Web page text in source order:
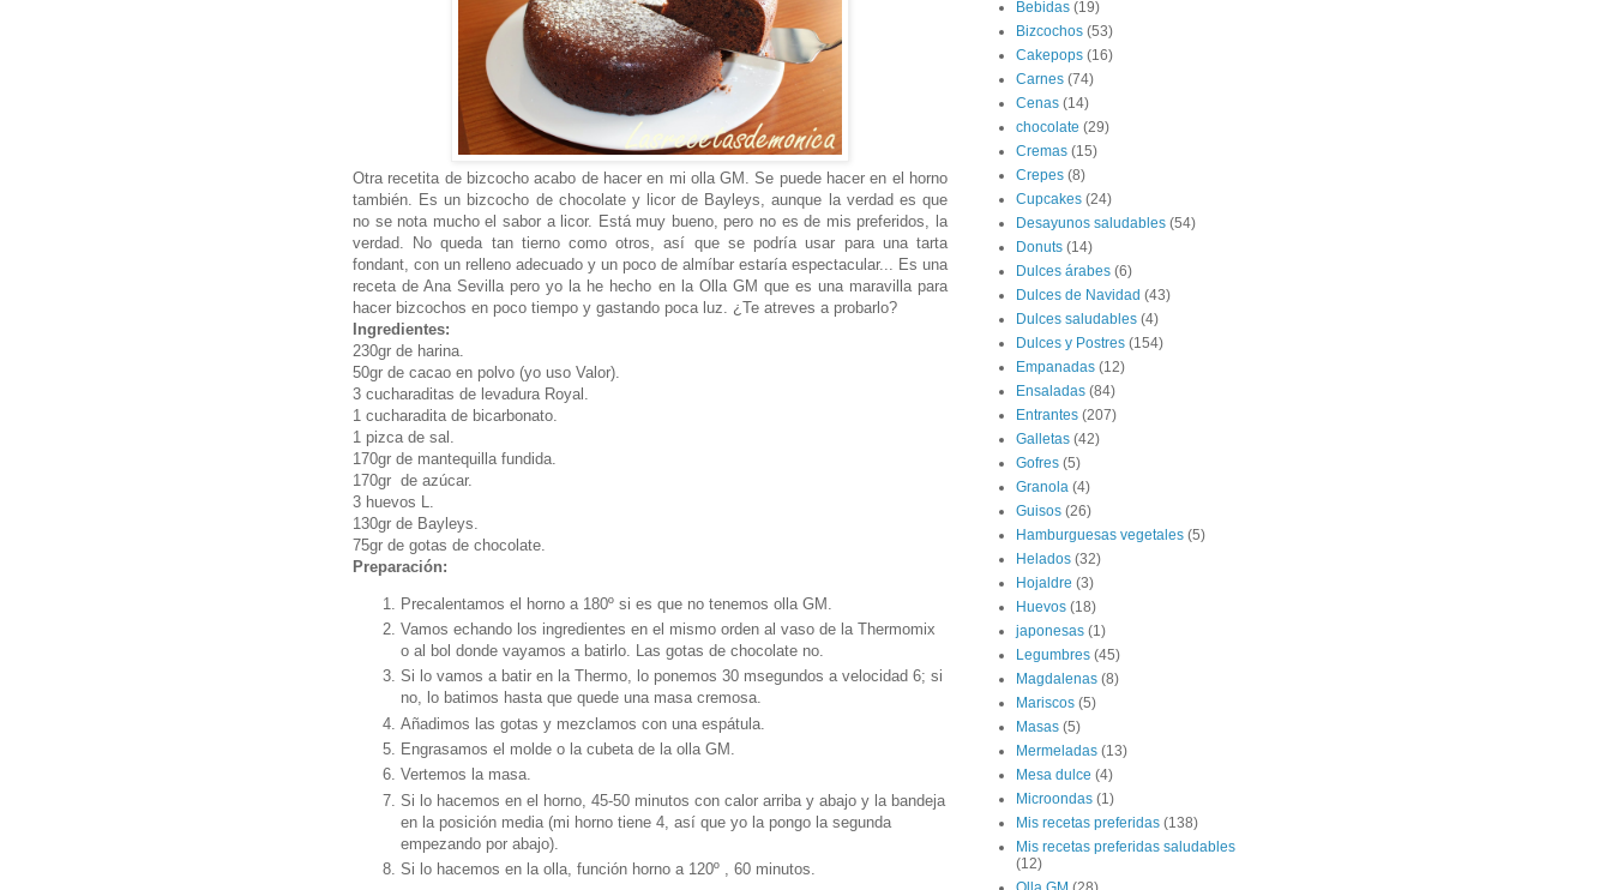
Otra recetita de bizcocho acabo de hacer en mi olla GM. Se puede hacer en el horno
también. Es un bizcocho de chocolate y licor de Bayleys, aunque la verdad es que
no se nota mucho el sabor a licor. Está muy bueno, pero no es de mis preferidos, la
verdad. No queda tan tierno como otros, así que se podría usar para una tarta
fondant, con un relleno adecuado y un poco de almíbar estaría espectacular... Es una
receta de Ana Sevilla pero yo la he hecho en la Olla GM que es una maravilla para
hacer bizcochos en poco tiempo y gastando poca luz. ¿Te atreves a probarlo?
Ingredientes:
230gr de harina.
50gr de cacao en polvo (yo uso Valor).
3 cucharaditas de levadura Royal.
1 cucharadita de bicarbonato.
1 pizca de sal.
170gr de mantequilla fundida.
170gr de azúcar.
3 huevos L.
130gr de Bayleys.
75gr de gotas de chocolate.
Preparación:
Precalentamos el horno a 180º si es que no tenemos olla GM.
Vamos echando los ingredientes en el mismo orden al vaso de la Thermomix
o al bol donde vayamos a batirlo. Las gotas de chocolate no.
Si lo vamos a batir en la Thermo, lo ponemos 30 msegundos a velocidad 6; si
no, lo batimos hasta que quede una masa cremosa.
Añadimos las gotas y mezclamos con una espátula.
Engrasamos el molde o la cubeta de la olla GM.
Vertemos la masa.
Si lo hacemos en el horno, 45-50 minutos con calor arriba y abajo y la bandeja
en la posición media (mi horno tiene 4, así que yo la pongo la segunda
empezando por abajo).
Si lo hacemos en la olla, función horno a 120º , 60 minutos.
Bebidas (19)
Bizcochos (53)
Cakepops (16)
Carnes (74)
Cenas (14)
chocolate (29)
Cremas (15)
Crepes (8)
Cupcakes (24)
Desayunos saludables (54)
Donuts (14)
Dulces árabes (6)
Dulces de Navidad (43)
Dulces saludables (4)
Dulces y Postres (154)
Empanadas (12)
Ensaladas (84)
Entrantes (207)
Galletas (42)
Gofres (5)
Granola (4)
Guisos (26)
Hamburguesas vegetales (5)
Helados (32)
Hojaldre (3)
Huevos (18)
japonesas (1)
Legumbres (45)
Magdalenas (8)
Mariscos (5)
Masas (5)
Mermeladas (13)
Mesa dulce (4)
Microondas (1)
Mis recetas preferidas (138)
Mis recetas preferidas saludables
(12)